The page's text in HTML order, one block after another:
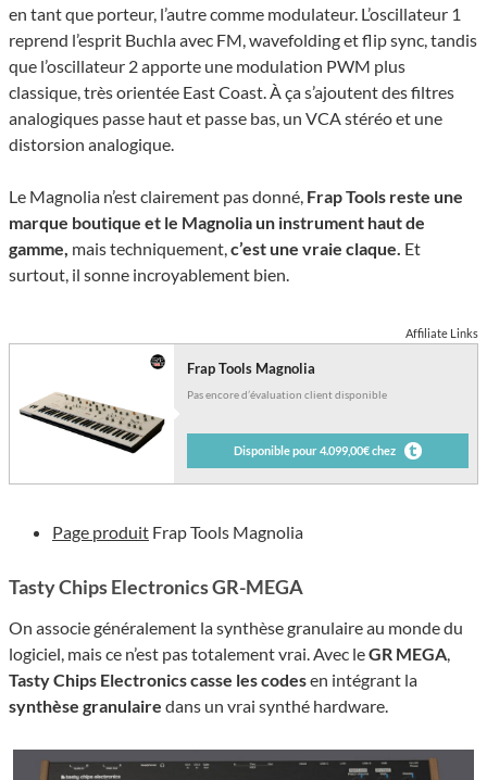
en tant que porteur, l’autre comme modulateur. L’oscillateur 1
reprend l’esprit Buchla avec FM, wavefolding et flip sync, tandis
que l’oscillateur 2 apporte une modulation PWM plus
classique, très orientée East Coast. À ça s’ajoutent des filtres
analogiques passe haut et passe bas, un VCA stéréo et une
distorsion analogique.
Le Magnolia n’est clairement pas donné, Frap Tools reste une
marque boutique et le Magnolia un instrument haut de
gamme, mais techniquement,c’est une vraie claque. Et
surtout, il sonne incroyablement bien.
Affiliate Links
Frap Tools Magnolia
Pas encore d’évaluation client disponible
Disponible pour 4.099,00€ chez
Page produit Frap Tools Magnolia
Tasty Chips Electronics GR-MEGA
On associe généralement la synthèse granulaire au monde du
logiciel, mais ce n’est pas totalement vrai. Avec leGR MEGA,
Tasty Chips Electronics casse les codesen intégrant la
synthèse granulaire dans un vrai synthé hardware.